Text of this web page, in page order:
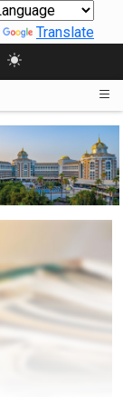
Translate